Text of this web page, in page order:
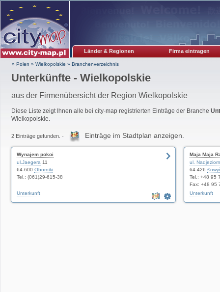
Länder & Regionen Firma eintragen
» Polen » Wielkopolskie » Branchenverzeichnis
Unterkünfte - Wielkopolskie
aus der Firmenübersicht der Region Wielkopolskie
Diese Liste zeigt Ihnen alle bei city-map registrierten Einträge der Branche
Wielkopolskie.
2 Einträge gefunden. - Einträge im Stadtplan anzeigen.
Wynajem pokoi
ul.Jaegera 11
64-600 Oborniki
Tel.: (061)29-615-38
Unterkunft
Maja Maja
ul.
64-426
Tel.: +48 95
Fax: +48 95
Unterkunft